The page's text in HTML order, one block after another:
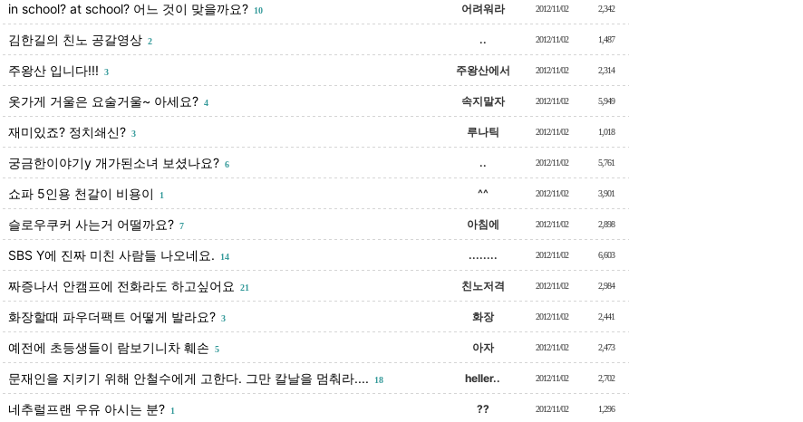
in school? at school? 어느 것이 맞을까요? 10 어려워라 2012/11/02 2,342
김한길의 친노 공갈영상 2 .. 2012/11/02 1,487
주왕산 입니다!!! 3 주왕산에서 2012/11/02 2,314
옷가게 거울은 요술거울~ 아세요? 4 속지말자 2012/11/02 5,949
재미있죠? 정치쇄신? 3 루나틱 2012/11/02 1,018
궁금한이야기y 개가된소녀 보셨나요? 6 .. 2012/11/02 5,761
쇼파 5인용 천갈이 비용이 1 ^^ 2012/11/02 3,901
슬로우쿠커 사는거 어떨까요? 7 아침에 2012/11/02 2,898
SBS Y에 진짜 미친 사람들 나오네요. 14 ........ 2012/11/02 6,603
짜증나서 안캠프에 전화라도 하고싶어요 21 친노저격 2012/11/02 2,984
화장할때 파우더팩트 어떻게 발라요? 3 화장 2012/11/02 2,441
예전에 초등생들이 람보기니차 훼손 5 아자 2012/11/02 2,473
문재인을 지키기 위해 안철수에게 고한다. 그만 칼날을 멈춰라.... 18 heller.. 2012/11/02 2,702
네추럴프랜 우유 아시는 분? 1 ?? 2012/11/02 1,296